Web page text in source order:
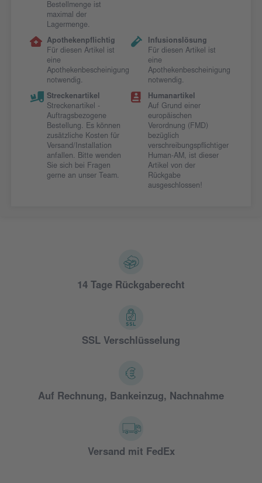
Bestellmenge ist
maximal der
Lagermenge.
Apothekenpflichtig
Für diesen Artikel ist
eine
Apothekenbescheinigung
notwendig.
Infusionslösung
Für diesen Artikel ist
eine
Apothekenbescheinigung
notwendig.
Streckenartikel
Streckenartikel -
Auftragsbezogene
Bestellung. Es können
zusätzliche Kosten für
Versand/Installation
anfallen. Bitte wenden
Sie sich bei Fragen
gerne an unser Team.
Humanartikel
Auf Grund einer
europäischen
Verordnung (FMD)
bezüglich
verschreibungspflichtiger
Human-AM, ist dieser
Artikel von der
Rückgabe
ausgeschlossen!
14 Tage Rückgaberecht
SSL Verschlüsselung
Auf Rechnung, Bankeinzug, Nachnahme
Versand mit FedEx